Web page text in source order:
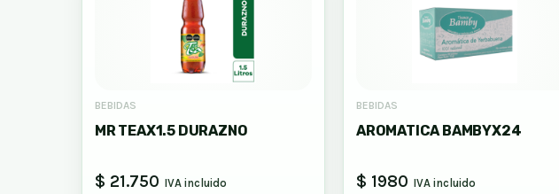
BEBIDAS
MR TEAX1.5 DURAZNO
$ 21.750 IVA incluido
BEBIDAS
AROMATICA BAMBYX24
$ 1980 IVA incluido